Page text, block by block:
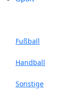
Fußball
Handball
Sonstige